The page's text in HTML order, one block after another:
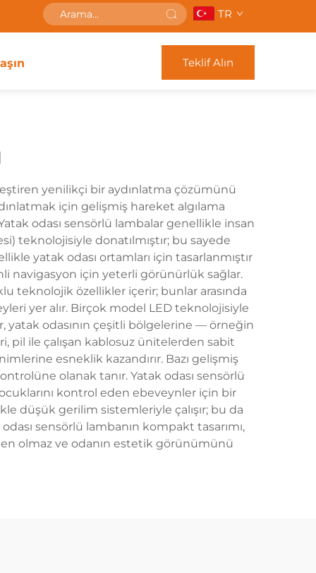
TR
Teklif Alın
yenilikçi bir aydınlatma çözümünü
için gelişmiş hareket algılama
odası sensörlü lambalar genellikle insan
teknolojisiyle donatılmıştır; bu sayede
yatak odası ortamları için tasarlanmıştır
navigasyon için yeterli görünürlük sağlar.
teknolojik özellikler içerir; bunlar arasında
yer alır. Birçok model LED teknolojisiyle
yatak odasının çeşitli bölgelerine — örneğin
pil ile çalışan kablosuz ünitelerden sabit
esneklik kazandırır. Bazı gelişmiş
olanak tanır. Yatak odası sensörlü
kontrol eden ebeveynler için bir
düşük gerilim sistemleriyle çalışır; bu da
sensörlü lambanın kompakt tasarımı,
olmaz ve odanın estetik görünümünü